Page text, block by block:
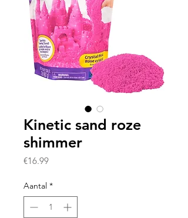
Kinetic sand roze
shimmer
€16.99Prijs
Aantal *